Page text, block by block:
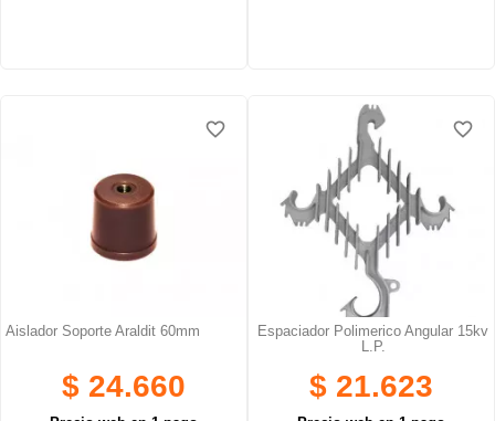
Aislador Soporte Araldit 60mm
$ 24.660
favorite_border
favorite_border
Espaciador Polimerico Angular 15kv
L.p.
$ 21.623
favorite_border
favorite_border